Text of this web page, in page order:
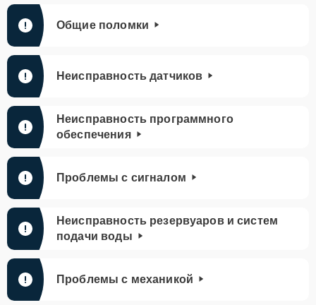
Общие поломки
Неисправность датчиков
Неисправность программного
обеспечения
Проблемы с сигналом
Неисправность резервуаров и систем
подачи воды
Проблемы с механикой